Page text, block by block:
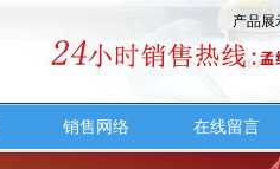
产品展
销售网络 在线留言